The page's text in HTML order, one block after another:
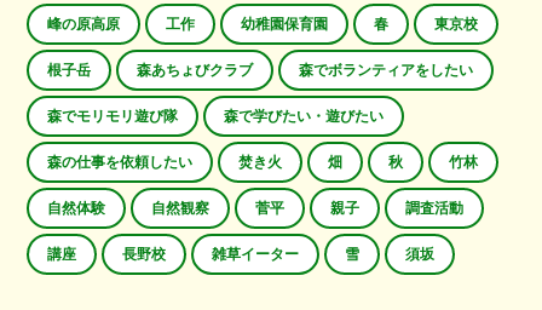
峰の原高原 工作 幼稚園保育園 春 東京校
根子岳 森あちょびクラブ 森でボランティアをしたい
森でモリモリ遊び隊 森で学びたい・遊びたい
森の仕事を依頼したい 焚き火 畑 秋 竹林
自然体験 自然観察 菅平 親子 調査活動
講座 長野校 雑草イーター 雪 須坂